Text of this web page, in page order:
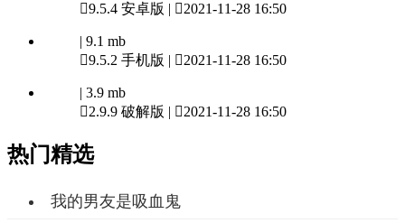
9.5.4 安卓版 | 2021-11-28 16:50
| 9.1 mb
9.5.2 手机版 | 2021-11-28 16:50
| 3.9 mb
2.9.9 破解版 | 2021-11-28 16:50
热门精选
我的男友是吸血鬼